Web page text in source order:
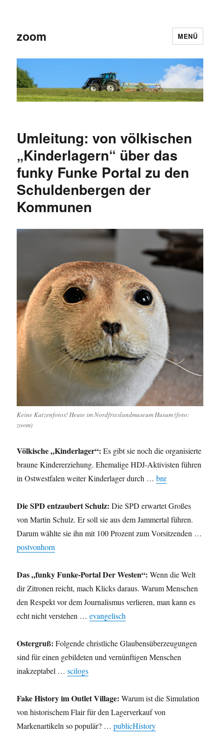
zoom MENÜ
Umleitung: von völkischen
„Kinderlagern“ über das
funky Funke Portal zu den
Schuldenbergen der
Kommunen
Keine Katzenfotos! Heute im Nordfrieslandmuseum Husum (foto:
zoom)
Völkische „Kinderlager“: Es gibt sie noch die organisierte
braune Kindererziehung. Ehemalige HDJ-Aktivisten führen
in Ostwestfalen weiter Kinderlager durch …bnr
Die SPD entzaubert Schulz: Die SPD erwartet Großes
von Martin Schulz. Er soll sie aus dem Jammertal führen.
Darum wählte sie ihn mit 100 Prozent zum Vorsitzenden …
postvonhorn
Das „funky Funke-Portal Der Westen“: Wenn die Welt
dir Zitronen reicht, mach Klicks daraus. Warum Menschen
den Respekt vor dem Journalismus verlieren, man kann es
echt nicht verstehen …evangelisch
Ostergruß: Folgende christliche Glaubensüberzeugungen
sind für einen gebildeten und vernünftigen Menschen
inakzeptabel …scilogs
Fake History im Outlet Village: Warum ist die Simulation
von historischem Flair für den Lagerverkauf von
Markenartikeln so populär? …publicHistory